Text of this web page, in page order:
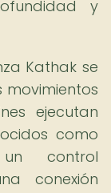
y
Kathak se
ejecutan
como
control
conexión